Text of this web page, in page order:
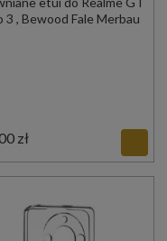
3 , Bewood Fale Merbau
zł